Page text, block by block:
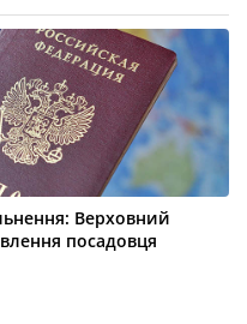
Верховний
посадовця